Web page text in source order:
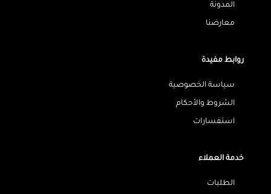
المدونة
معارضنا
روابط مفيدة
سياسة الخصوصية
الشروط والأحكام
استفسارات
خدمة العملاء
الطلبات